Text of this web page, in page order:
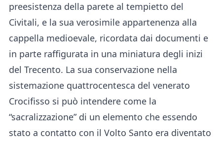
preesistenza della parete al tempietto del
Civitali, e la sua verosimile appartenenza alla
cappella medioevale, ricordata dai documenti e
in parte raffigurata in una miniatura degli inizi
del Trecento. La sua conservazione nella
sistemazione quattrocentesca del venerato
Crocifisso si può intendere come la
“sacralizzazione” di un elemento che essendo
stato a contatto con il Volto Santo era diventato